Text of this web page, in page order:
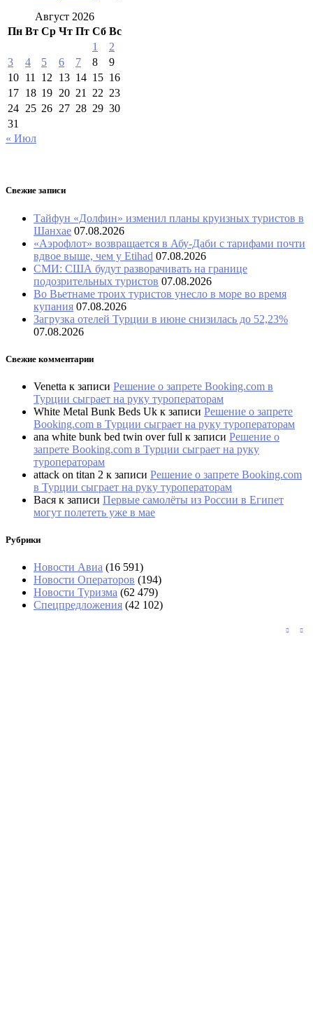
Август 2026
Пн Вт Ср Чт Пт Сб Вс
1
2
3
4 5 6 7 8
9
10 11 12 13 14 15 16
17 18 19 20 21 22 23
24 25 26 27 28 29 30
31
« Июл
Свежие записи
Тайфун «Долфин» изменил планы круизных туристов в
Шанхае 07.08.2026
«Аэрофлот» возвращается в Абу-Даби с тарифами почти
вдвое выше, чем у Etihad 07.08.2026
СМИ: США будут разворачивать на границе
подозрительных туристов 07.08.2026
Во Вьетнаме троих туристов унесло в море во время
купания 07.08.2026
Загрузка отелей Турции в июне снизилась до 52,23%
07.08.2026
Свежие комментарии
Venetta к записи Решение о запрете Booking.com в
Турции сыграет на руку туроператорам
White Metal Bunk Beds Uk к записи Решение о запрете
Booking.com в Турции сыграет на руку туроператорам
ana white bunk bed twin over full к записи Решение о
запрете Booking.com в Турции сыграет на руку
туроператорам
attack on titan 2 к записи Решение о запрете Booking.com
в Турции сыграет на руку туроператорам
Вася к записи Первые самолёты из России в Египет
могут полететь уже в мае
Рубрики
Новости Авиа (16 591)
Новости Операторов (194)
Новости Туризма (62 479)
Спецпредложения (42 102)